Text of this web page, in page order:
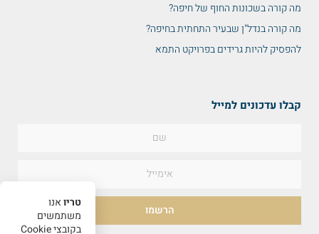
מה קורה בשכונות החוף של חיפה?
מה קורה בנדל"ן שבעיר התחתית בחיפה?
להפסיק להיות גרידים בפרויקט התמא
קבלו עדכונים למייל
הרשמו
טריואנו
משתמשים
בקובצי Cookie